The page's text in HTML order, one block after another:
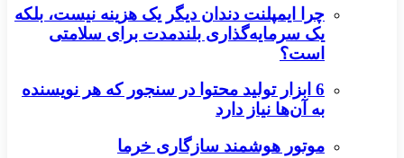
چرا ایمپلنت دندان دیگر یک هزینه نیست، بلکه
یک سرمایه‌گذاری بلندمدت برای سلامتی
است؟
6 ابزار تولید محتوا در سنجور که هر نویسنده
به آن‌ها نیاز دارد
موتور هوشمند سازگاری خرما